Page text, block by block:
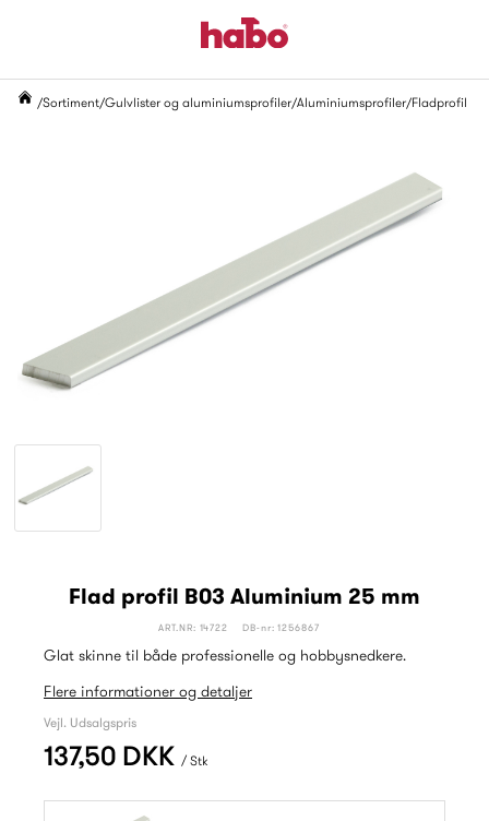
Sortiment Gulvlister og aluminiumsprofiler Aluminiumsprofiler Fladprofil
Flad profil B03 Aluminium 25 mm
ART.NR: 14722 DB-nr: 1256867
Glat skinne til både professionelle og hobbysnedkere.
Flere informationer og detaljer
Vejl. Udsalgspris
137,50 DKK / Stk